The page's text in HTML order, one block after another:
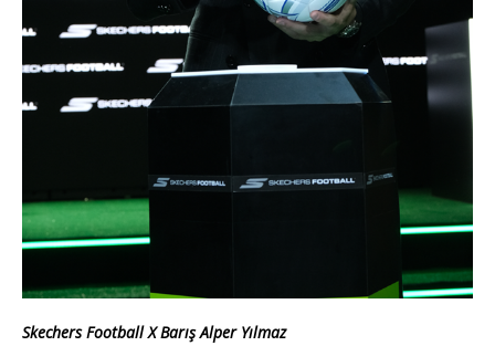
Skechers Football X Barış Alper Yılmaz